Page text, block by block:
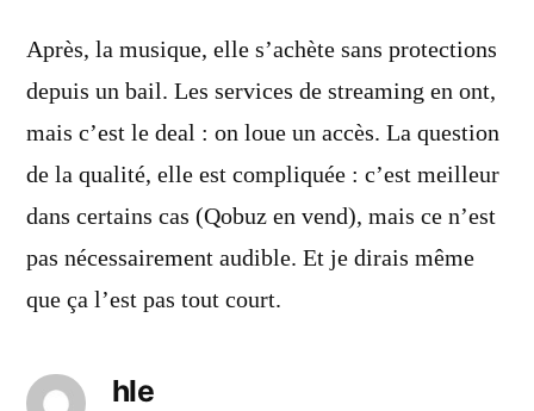
Après, la musique, elle s’achète sans protections
depuis un bail. Les services de streaming en ont,
mais c’est le deal : on loue un accès. La question
de la qualité, elle est compliquée : c’est meilleur
dans certains cas (Qobuz en vend), mais ce n’est
pas nécessairement audible. Et je dirais même
que ça l’est pas tout court.
hle